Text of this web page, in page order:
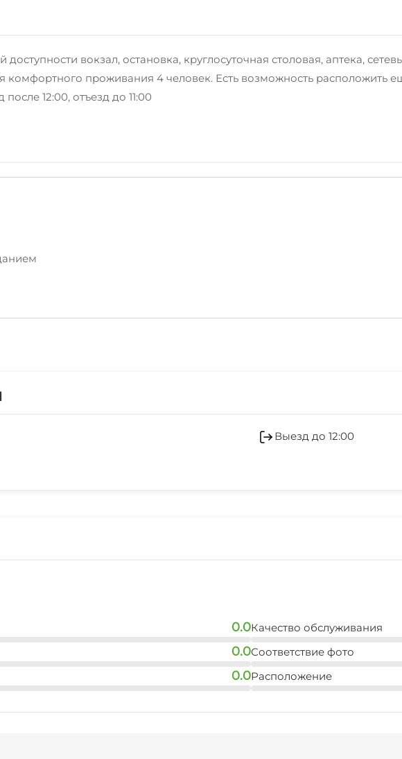
вокзал, остановка, круглосуточная столовая, аптека,
комфортного проживания 4 человек. Есть возможность расположить
12:00, отъезд до 11:00
Выезд до 12:00
0.0
0.0
0.0
Качество обслуживания
Соответствие фото
Расположение